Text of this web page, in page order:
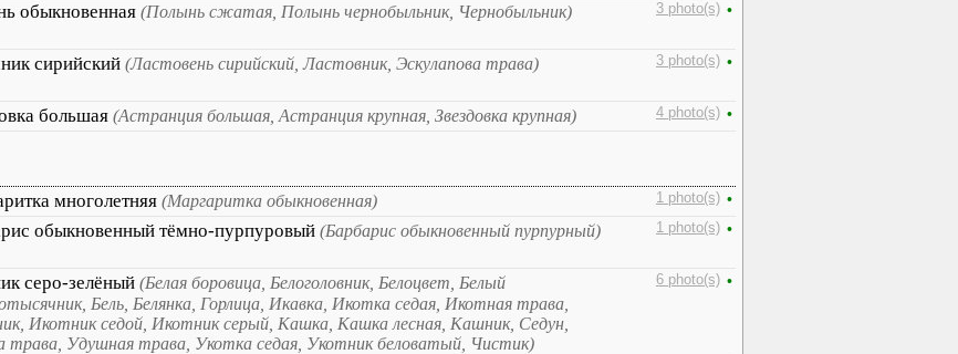
обыкновенная (Полынь сжатая, Полынь чернобыльник, Чернобыльник) 3 photo(s) •
сирийский (Ластовень сирийский, Ластовник, Эскулапова трава) 3 photo(s) •
большая (Астранция большая, Астранция крупная, Звездовка крупная) 4 photo(s) •
многолетняя (Маргаритка обыкновенная) 1 photo(s) •
обыкновенный тёмно-пурпуровый (Барбарис обыкновенный пурпурный) 1 photo(s) •
серо-зелёный (Белая боровица, Белоголовник, Белоцвет, Белый
Бель, Белянка, Горлица, Икавка, Икотка седая, Икотная трава,
Икотник седой, Икотник серый, Кашка, Кашка лесная, Кашник, Седун,
трава, Удушная трава, Укотка седая, Укотник беловатый, Чистик)
6 photo(s) •